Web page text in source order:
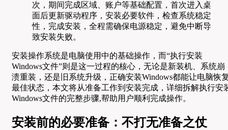
次，期间完成区域、账户等基础配置，首次进入桌
面后更新驱动程序，安装必要软件，检查系统稳定
性，完成安装，全程需确保电源稳定，避免中断导
致安装失败。
安装操作系统是电脑使用中的基础操作，而“执行安装
Windows文件”则是这一过程的核心，无论是新装机、系统崩
溃重装，还是旧系统升级，正确安装Windows都能让电脑恢
最佳状态，本文将从准备工作到安装完成，详细拆解执行安
Windows文件的完整步骤,帮助用户顺利完成操作。
安装前的必要准备：不打无准备之仗